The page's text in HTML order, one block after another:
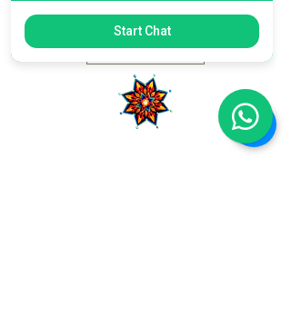
MXN ($)
Tatehuari, Huichol Art, the best place
Start Chat